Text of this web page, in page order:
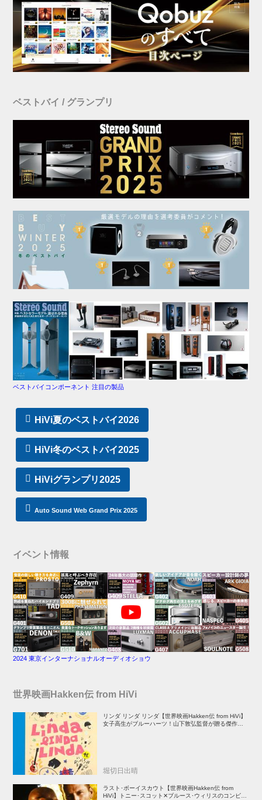
ベストバイ / グランプリ
ベストバイコンポーネント 注目の製品
HiVi夏のベストバイ2026
HiVi冬のベストバイ2025
HiViグランプリ2025
Auto Sound Web Grand Prix 2025
イベント情報
2024 東京インターナショナルオーディオショウ
世界映画Hakken伝 from HiVi
リンダ リンダ リンダ【世界映画Hakken伝 from HiVi】
女子高生がブルーハーツ！山下敦弘監督が贈る傑作青春
堀切日出晴
ラスト･ボーイスカウト【世界映画Hakken伝 from
HiVi】トニー･スコット✕ブルース･ウィリスのコンビが